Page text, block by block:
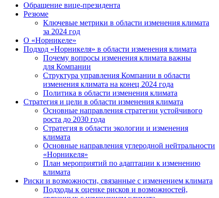
Обращение вице-президента
Резюме
Ключевые метрики в области изменения климата
за 2024 год
О «Норникеле»
Подход «Норникеля» в области изменения климата
Почему вопросы изменения климата важны
для Компании
Структура управления Компании в области
изменения климата на конец 2024 года
Политика в области изменения климата
Стратегия и цели в области изменения климата
Основные направления стратегии устойчивого
роста до 2030 года
Стратегия в области экологии и изменения
климата
Основные направления углеродной нейтральности
«Норникеля»
План мероприятий по адаптации к изменению
климата
Риски и возможности, связанные с изменением климата
Подходы к оценке рисков и возможностей,